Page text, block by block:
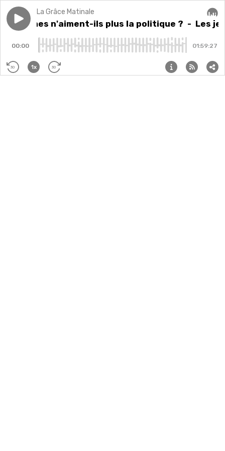
Play episodeLes jeunes n'aiment-ils plus la politique ?
La Grâce Matinale
Les jeunes n'aiment-ils plus la politique ? - Les
00:00 01:59:27
30 1x 30